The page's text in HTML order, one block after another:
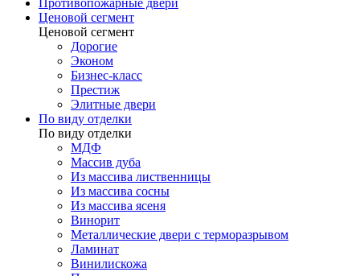
Противопожарные двери
Ценовой сегмент
Ценовой сегмент
Дорогие
Эконом
Бизнес-класс
Престиж
Элитные двери
По виду отделки
По виду отделки
МДФ
Массив дуба
Из массива лиственницы
Из массива сосны
Из массива ясеня
Винорит
Металлические двери с терморазрывом
Ламинат
Винилискожа